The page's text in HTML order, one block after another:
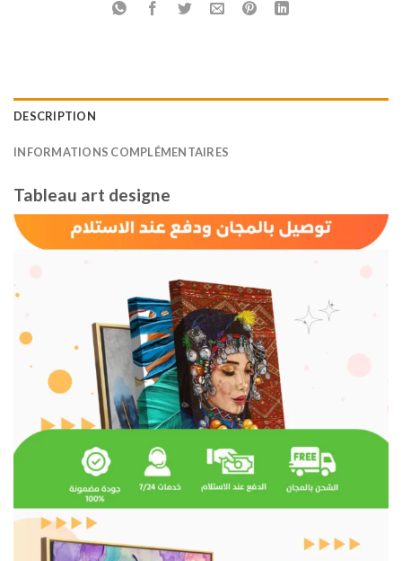
DESCRIPTION
INFORMATIONS COMPLÉMENTAIRES
Tableau art designe